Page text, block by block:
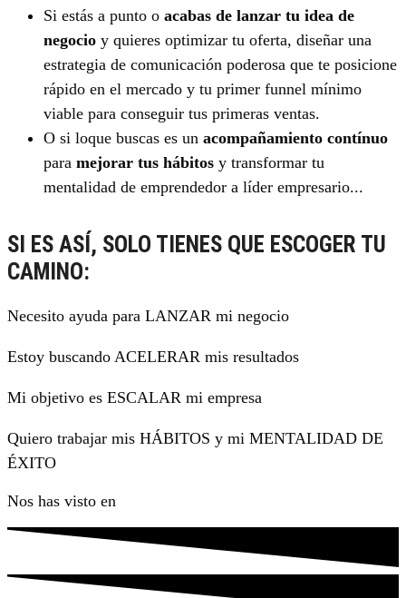
Si estás a punto o acabas de lanzar tu idea de
negocio y quieres optimizar tu oferta, diseñar una
estrategia de comunicación poderosa que te posicione
rápido en el mercado y tu primer funnel mínimo
viable para conseguir tus primeras ventas.
O si loque buscas es un acompañamiento contínuo
para mejorar tus hábitos y transformar tu
mentalidad de emprendedor a líder empresario...
SI ES ASÍ, SOLO TIENES QUE ESCOGER TU
CAMINO:
Necesito ayuda para LANZAR mi negocio
Estoy buscando ACELERAR mis resultados
Mi objetivo es ESCALAR mi empresa
Quiero trabajar mis HÁBITOS y mi MENTALIDAD DE
ÉXITO
Nos has visto en